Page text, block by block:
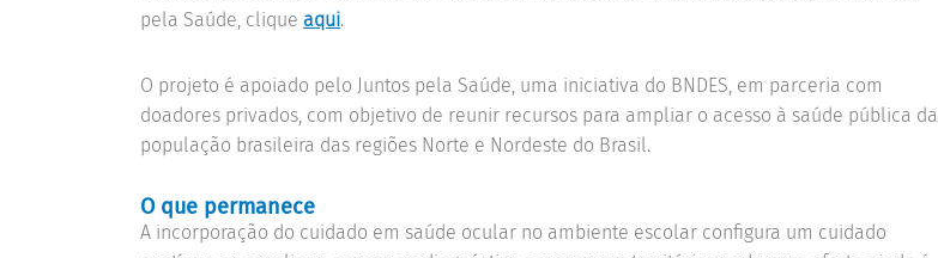
pela Saúde, clique aqui.
O projeto é apoiado pelo Juntos pela Saúde, uma iniciativa do BNDES, em parceria com
doadores privados, com objetivo de reunir recursos para ampliar o acesso à saúde pública da
população brasileira das regiões Norte e Nordeste do Brasil.
O que permanece
A incorporação do cuidado em saúde ocular no ambiente escolar configura um cuidado